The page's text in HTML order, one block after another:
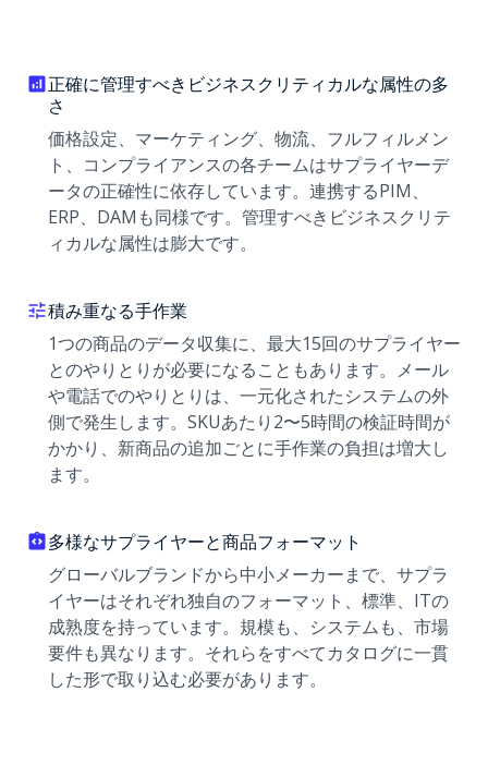
正確に管理すべきビジネスクリティカルな属性の多
さ
価格設定、マーケティング、物流、フルフィルメン
ト、コンプライアンスの各チームはサプライヤーデ
ータの正確性に依存しています。連携するPIM、
ERP、DAMも同様です。管理すべきビジネスクリテ
ィカルな属性は膨大です。
積み重なる手作業
1つの商品のデータ収集に、最大15回のサプライヤー
とのやりとりが必要になることもあります。メール
や電話でのやりとりは、一元化されたシステムの外
側で発生します。SKUあたり2〜5時間の検証時間が
かかり、新商品の追加ごとに手作業の負担は増大し
ます。
多様なサプライヤーと商品フォーマット
グローバルブランドから中小メーカーまで、サプラ
イヤーはそれぞれ独自のフォーマット、標準、ITの
成熟度を持っています。規模も、システムも、市場
要件も異なります。それらをすべてカタログに一貫
した形で取り込む必要があります。